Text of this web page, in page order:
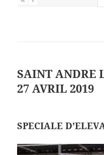
SAINT ANDRE
27 AVRIL 2019
SPECIALE